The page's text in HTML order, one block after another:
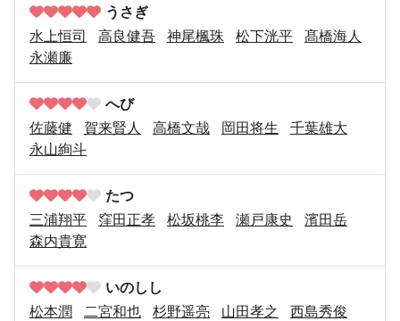
うさぎ
水上恒司
高良健吾 神尾楓珠 松下洸平
髙橋海人
永瀬廉
へび
佐藤健
賀来賢人 高橋文哉 岡田将生
千葉雄大
永山絢斗
たつ
三浦翔平
窪田正孝 松坂桃李 瀬戸康史
濱田岳
森内貴寛
いのしし
松本潤
二宮和也 杉野遥亮 山田孝之
西島秀俊